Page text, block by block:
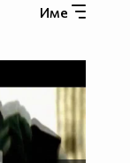
Име